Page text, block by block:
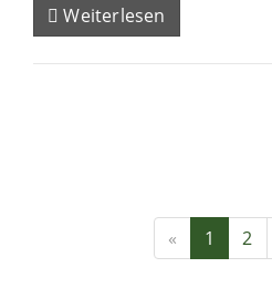
Weiterlesen
« 1 2